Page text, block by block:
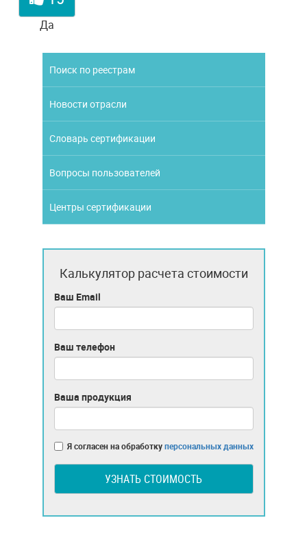
Да
Поиск по реестрам
Новости отрасли
Словарь сертификации
Вопросы пользователей
Центры сертификации
Калькулятор расчета стоимости
Ваш Email
Ваш телефон
Ваша продукция
Я согласен на обработкуперсональных данных
УЗНАТЬ СТОИМОСТЬ